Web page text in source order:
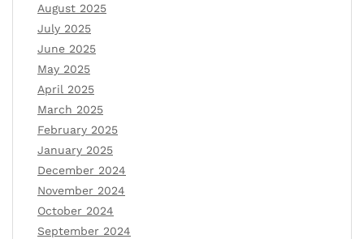
August 2025
July 2025
June 2025
May 2025
April 2025
March 2025
February 2025
January 2025
December 2024
November 2024
October 2024
September 2024